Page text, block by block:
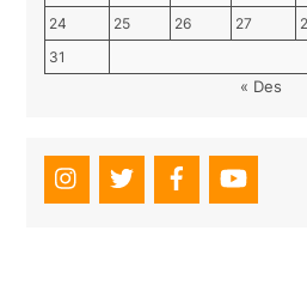
24
25 26 27
31
« Des